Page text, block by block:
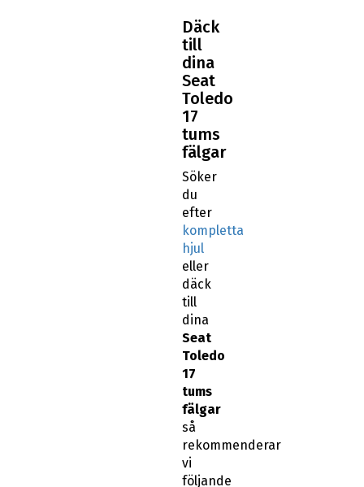
Däck
till
dina
Seat
Toledo
17
tums
fälgar
Söker
du
efter
kompletta
hjul
eller
däck
till
dina
Seat
Toledo
17
tums
fälgar
så
rekommenderar
vi
följande